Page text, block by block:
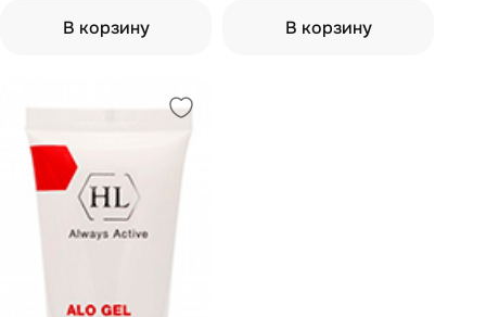
В корзину В корзину